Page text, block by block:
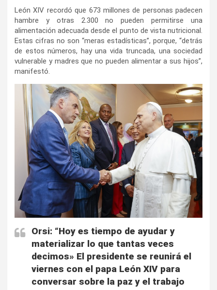
León XIV recordó que 673 millones de personas padecen
hambre y otras 2.300 no pueden permitirse una
alimentación adecuada desde el punto de vista nutricional.
Estas cifras no son “meras estadísticas”, porque, “detrás
de estos números, hay una vida truncada, una sociedad
vulnerable y madres que no pueden alimentar a sus hijos”,
manifestó.
Orsi: “Hoy es tiempo de ayudar y
materializar lo que tantas veces
decimos» El presidente se reunirá el
viernes con el papa León XIV para
conversar sobre la paz y el trabajo